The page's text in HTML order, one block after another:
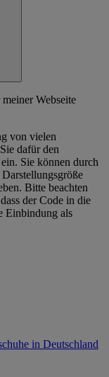
Webseite
von vielen
dafür den
Sie können durch
Bitte beachten
der Code in die
Einbindung als
in Deutschland